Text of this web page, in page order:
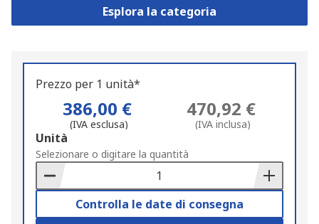
Esplora la categoria
Prezzo per 1 unità*
386,00 €
(IVA esclusa)
470,92 €
(IVA inclusa)
Add
to
Basket
Unità
Selezionare o digitare la quantità
Controlla le date di consegna